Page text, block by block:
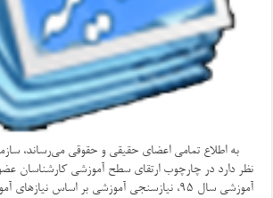
به اطلاع تمامی اعضای حقیقی و حقوقی می‌رساند،
نظر دارد در چارچوب ارتقای سطح آموزشی کارشناسان
آموزشی سال ۹۵، نیازسنجی آموزشی بر اساس